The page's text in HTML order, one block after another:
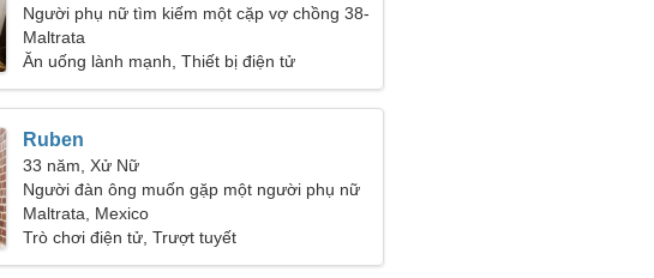
Người phụ nữ tìm kiếm một cặp vợ chồng 38-
43
Maltrata
Ăn uống lành mạnh, Thiết bị điện tử
Ruben
33 năm, Xử Nữ
Người đàn ông muốn gặp một người phụ nữ
Maltrata, Mexico
Trò chơi điện tử, Trượt tuyết